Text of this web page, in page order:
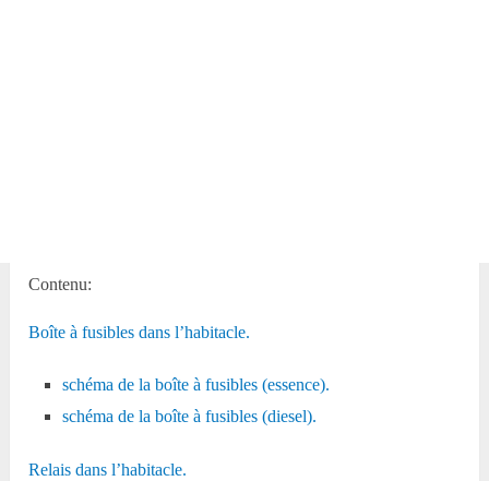
Contenu:
Boîte à fusibles dans l’habitacle.
schéma de la boîte à fusibles (essence).
schéma de la boîte à fusibles (diesel).
Relais dans l’habitacle.